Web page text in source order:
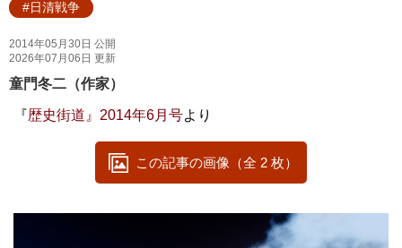
#日清戦争
2014年05月30日 公開
2026年07月06日 更新
童門冬二（作家）
『歴史街道』2014年6月号より
この記事の画像（全 2 枚）